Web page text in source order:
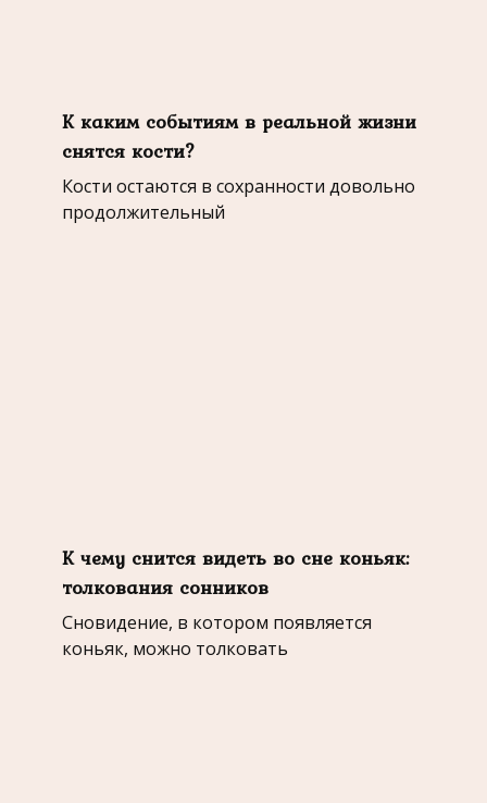
К каким событиям в реальной жизни
снятся кости?
Кости остаются в сохранности довольно
продолжительный
К чему снится видеть во сне коньяк:
толкования сонников
Сновидение, в котором появляется
коньяк, можно толковать